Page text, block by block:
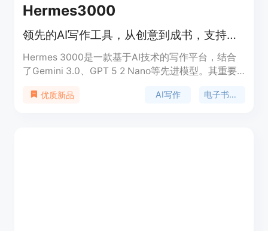
时间：不再需要花费大量时间进行研究和写作，现在
可以将精力投入到市场营销、与观众互动，甚至是享
受被动收入的果实中。Book Witch的定价和定位请
参考官方网站。
Hermes3000
领先的AI写作工具，从创意到成书，支持多格式导出。
Hermes 3000是一款基于AI技术的写作平台，结合
了Gemini 3.0、GPT 5 2 Nano等先进模型。其重要
创作。主要优点包括智能辅助写作、支持多格式导
优质新品 AI写作 电子书创作